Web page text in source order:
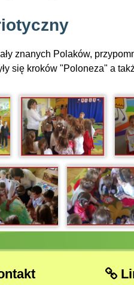
znanych Polaków,
się kroków "Poloneza" a